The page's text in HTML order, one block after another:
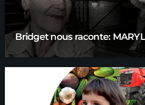
Bridget nous raconte: